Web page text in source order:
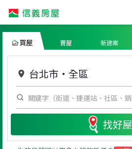
買屋 賣屋 新建案
台北市 ・ 全區
找好屋